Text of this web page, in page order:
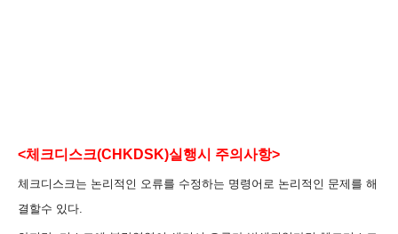
<체크디스크(CHKDSK)실행시 주의사항>
체크디스크는 논리적인 오류를 수정하는 명령어로 논리적인 문제를 해
결할수 있다.